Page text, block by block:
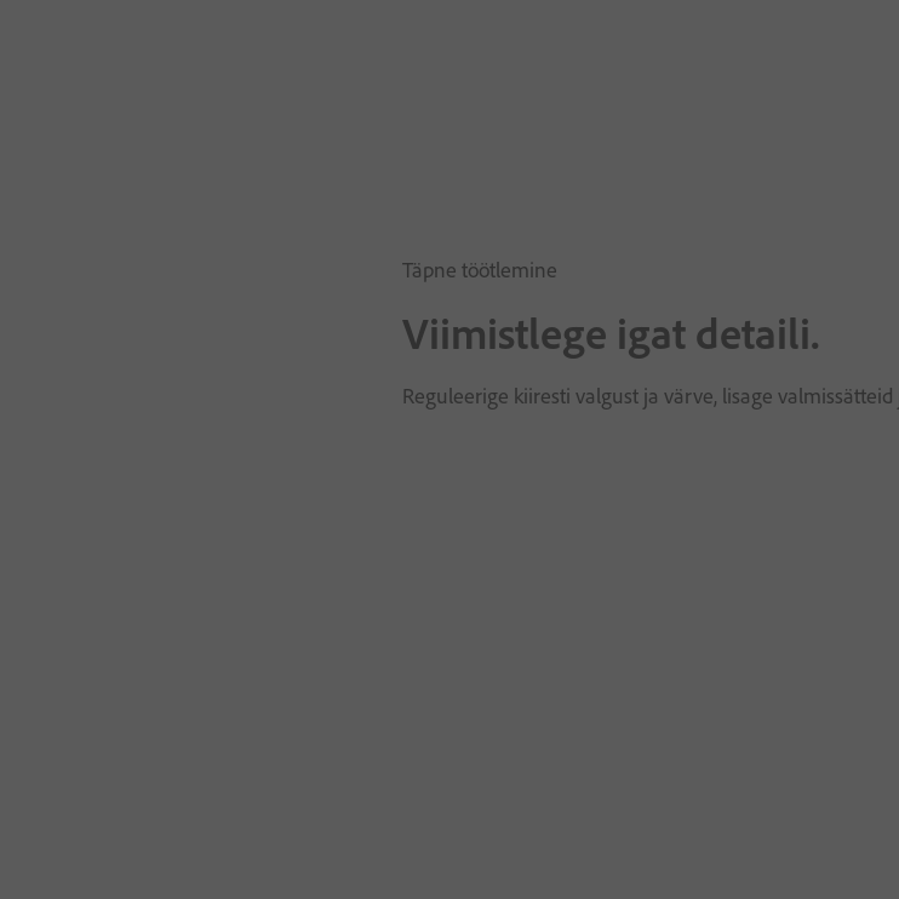
Täpne töötlemine
Viimistlege igat detaili.
Reguleerige kiiresti valgust ja värve, lisage